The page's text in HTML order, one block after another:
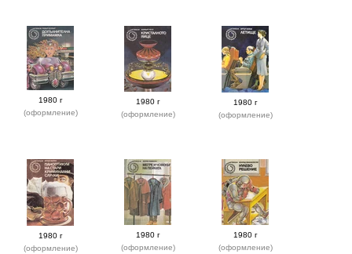
1980 г
(оформление)
1980 г
(оформление)
1980 г
(оформление)
1980 г
(оформление)
1980 г
(оформление)
1980 г
(оформление)